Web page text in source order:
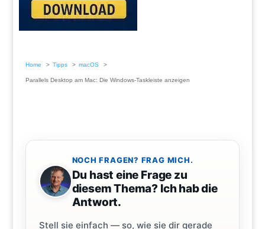
Home Tipps macOS
Parallels Desktop am Mac: Die Windows-Taskleiste anzeigen
NOCH FRAGEN? FRAG MICH.
Du hast eine Frage zu
diesem Thema? Ich hab die
Antwort.
Stell sie einfach — so, wie sie dir gerade